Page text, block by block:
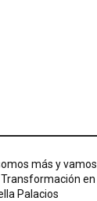
más y vamos
en
Palacios